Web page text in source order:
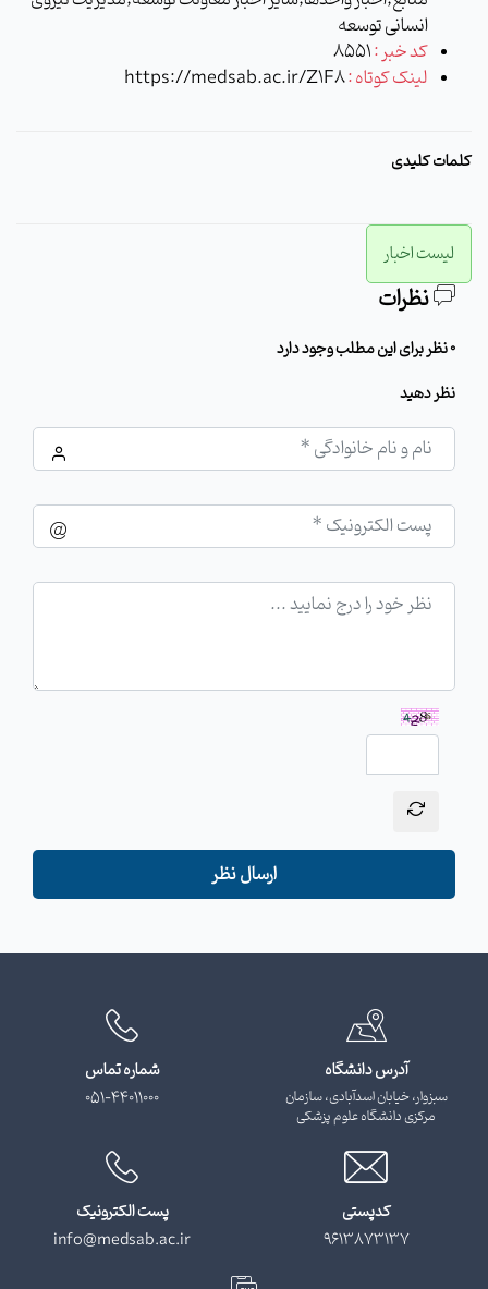
انسانی توسعه
کد خبر :8551
لینک کوتاه :https://medsab.ac.ir/Z1F8
کلمات کلیدی
لیست اخبار
نظرات
0 نظر برای این مطلب وجود دارد
نظر دهید
ارسال نظر
آدرس دانشگاه
سبزوار، خیابان اسدآبادی، سازمان
مرکزی دانشگاه علوم پزشکی
شماره تماس
051-44011000
کدپستی
9613873137
پست الکترونیک
info@medsab.ac.ir